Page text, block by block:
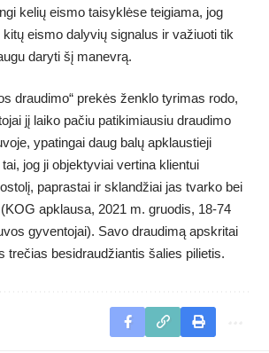
kelių eismo taisyklėse teigiama, jog
eismo dalyvių signalus ir važiuoti tik
daryti šį manevrą.
draudimo“ prekės ženklo tyrimas rodo,
jį laiko pačiu patikimiausiu draudimo
ypatingai daug balų apklaustieji
jog ji objektyviai vertina klientui
paprastai ir sklandžiai jas tvarko bei
apklausa, 2021 m. gruodis, 18-74
gyventojai). Savo draudimą apskritai
trečias besidraudžiantis šalies pilietis.